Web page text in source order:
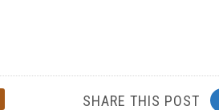
SHARE THIS POST